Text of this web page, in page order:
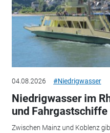
04.08.2026 #Niedrigwasser
Niedrigwasser im
und Fahrgastschiffe
Zwischen Mainz und Koblenz